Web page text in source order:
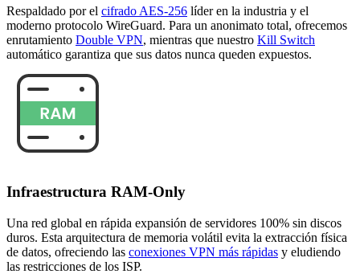
Respaldado por el cifrado AES-256 líder en la industria y el
moderno protocolo WireGuard. Para un anonimato total, ofrecemos
enrutamiento Double VPN, mientras que nuestro Kill Switch
automático garantiza que sus datos nunca queden expuestos.
Infraestructura RAM-Only
Una red global en rápida expansión de servidores 100% sin discos
duros. Esta arquitectura de memoria volátil evita la extracción física
de datos, ofreciendo las conexiones VPN más rápidas y eludiendo
las restricciones de los ISP.